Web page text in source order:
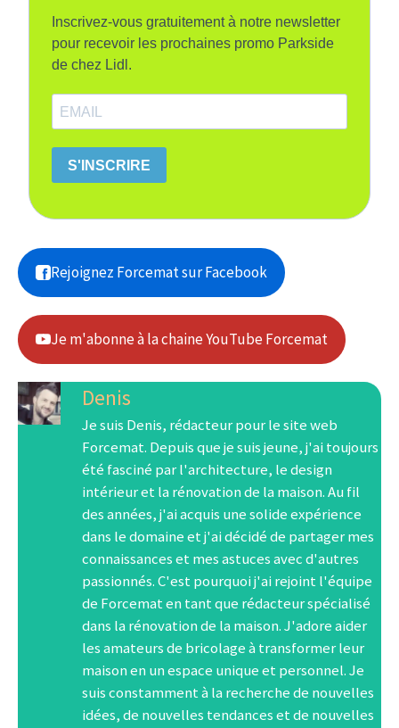
Inscrivez-vous gratuitement à notre newsletter
pour recevoir les prochaines promo Parkside
de chez Lidl.
S'INSCRIRE
Rejoignez Forcemat sur Facebook
Je m'abonne à la chaine YouTube Forcemat
Denis
Je suis Denis, rédacteur pour le site web
Forcemat. Depuis que je suis jeune, j'ai toujours
été fasciné par l'architecture, le design
intérieur et la rénovation de la maison. Au fil
des années, j'ai acquis une solide expérience
dans le domaine et j'ai décidé de partager mes
connaissances et mes astuces avec d'autres
passionnés. C'est pourquoi j'ai rejoint l'équipe
de Forcemat en tant que rédacteur spécialisé
dans la rénovation de la maison. J'adore aider
les amateurs de bricolage à transformer leur
maison en un espace unique et personnel. Je
suis constamment à la recherche de nouvelles
idées, de nouvelles tendances et de nouvelles